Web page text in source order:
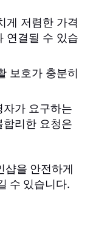
게 저렴한 가격
연결될 수 있습
보호가 충분히
자가 요구하는
리한 요청은
샵을 안전하게
수 있습니다.